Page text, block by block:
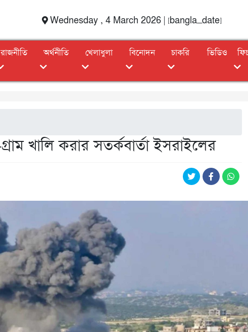
Wednesday , 4 March 2026 | [bangla_date]
রাজনীতি অর্থনীতি খেলাধুলা বিনোদন চাকরি ভিডিও
খালি করার সতর্কবার্তা ইসরাইলের